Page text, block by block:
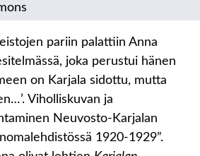
pariin palattiin Anna
joka perustui hänen
on Karjala sidottu, mutta
Viholliskuvan ja
Neuvosto-Karjalan
1920-1929”.